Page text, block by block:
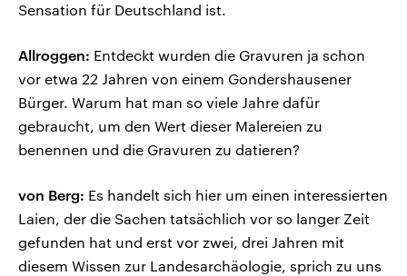
Sensation für Deutschland ist.
Allroggen: Entdeckt wurden die Gravuren ja schon
vor etwa 22 Jahren von einem Gondershausener
Bürger. Warum hat man so viele Jahre dafür
gebraucht, um den Wert dieser Malereien zu
benennen und die Gravuren zu datieren?
von Berg: Es handelt sich hier um einen interessierten
Laien, der die Sachen tatsächlich vor so langer Zeit
gefunden hat und erst vor zwei, drei Jahren mit
diesem Wissen zur Landesarchäologie, sprich zu uns